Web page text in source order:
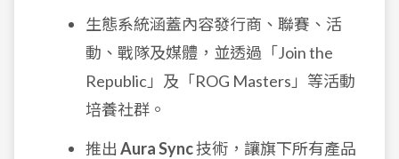
生態系統涵蓋內容發行商、聯賽、活
動、戰隊及媒體，並透過「Join the
Republic」及「ROG Masters」等活動
培養社群。
推出 Aura Sync技術，讓旗下所有產品